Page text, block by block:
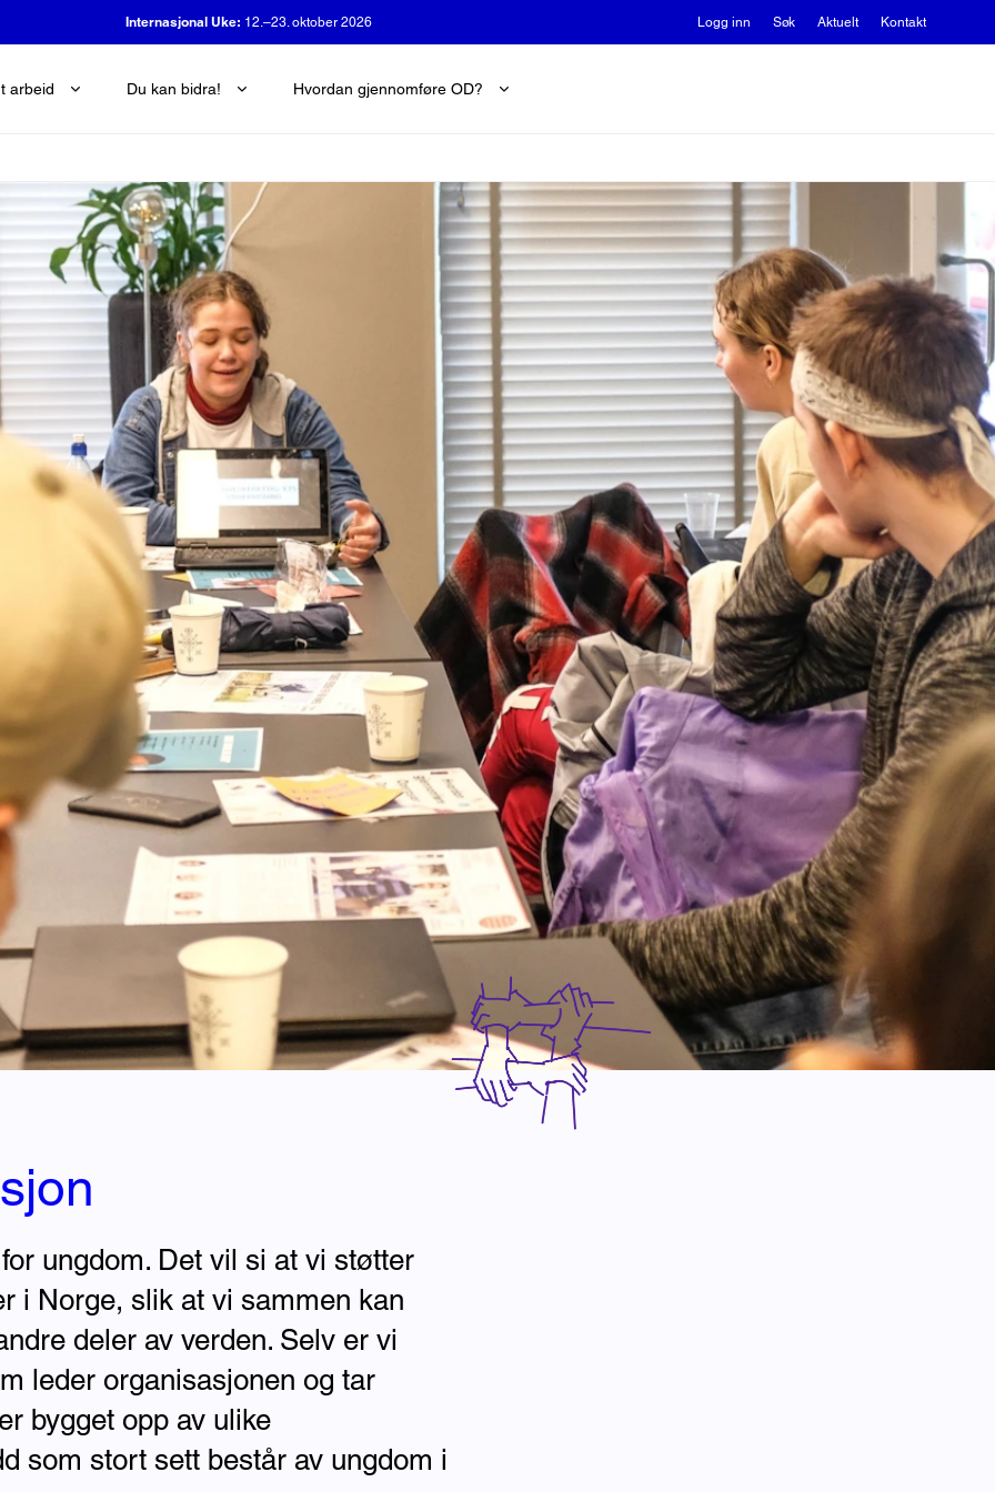
OD-dagen:29. oktober 2026 Logg inn Søk Aktuelt Kontakt
arbeid Du kan bidra! Hvordan gjennomføre OD?
ungdom. Det vil si at vi støtter
i Norge, slik at vi sammen kan
deler av verden. Selv er vi
leder organisasjonen og tar
bygget opp av ulike
som stort sett består av ungdom i